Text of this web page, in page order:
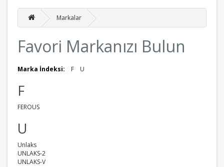
Markalar
Favori Markanızı Bulun
Marka İndeksi: F U
F
FEROUS
U
Unlaks
UNLAKS-2
UNLAKS-V